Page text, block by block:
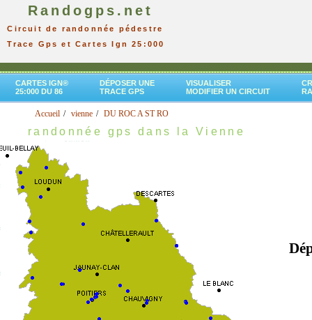
Randogps.net
Circuit de randonnée pédestre
Trace Gps et Cartes Ign 25:000
CARTES IGN®
25:000 DU 86
DÉPOSER UNE
TRACE GPS
VISUALISER
MODIFIER UN CIRCUIT
Accueil vienne DU ROC A ST RO
randonnée gps dans la Vienne